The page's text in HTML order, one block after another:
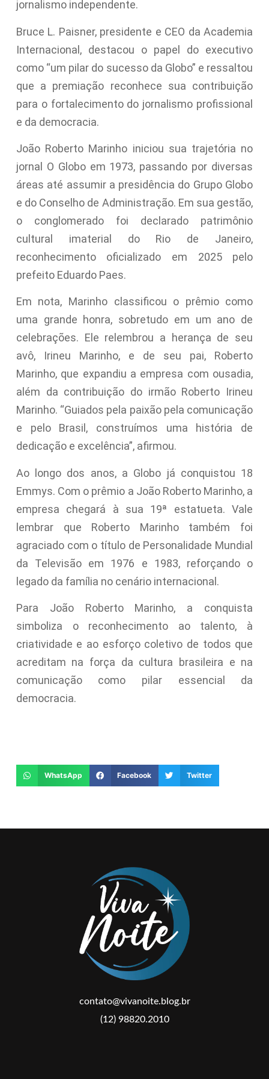
jornalismo independente.
Bruce L. Paisner, presidente e CEO da Academia
Internacional, destacou o papel do executivo
como “um pilar do sucesso da Globo” e ressaltou
que a premiação reconhece sua contribuição
para o fortalecimento do jornalismo profissional
e da democracia.
João Roberto Marinho iniciou sua trajetória no
jornal O Globo em 1973, passando por diversas
áreas até assumir a presidência do Grupo Globo
e do Conselho de Administração. Em sua gestão,
o conglomerado foi declarado patrimônio
cultural imaterial do Rio de Janeiro,
reconhecimento oficializado em 2025 pelo
prefeito Eduardo Paes.
Em nota, Marinho classificou o prêmio como
uma grande honra, sobretudo em um ano de
celebrações. Ele relembrou a herança de seu
avô, Irineu Marinho, e de seu pai, Roberto
Marinho, que expandiu a empresa com ousadia,
além da contribuição do irmão Roberto Irineu
Marinho. “Guiados pela paixão pela comunicação
e pelo Brasil, construímos uma história de
dedicação e excelência”, afirmou.
Ao longo dos anos, a Globo já conquistou 18
Emmys. Com o prêmio a João Roberto Marinho, a
empresa chegará à sua 19ª estatueta. Vale
lembrar que Roberto Marinho também foi
agraciado com o título de Personalidade Mundial
da Televisão em 1976 e 1983, reforçando o
legado da família no cenário internacional.
Para João Roberto Marinho, a conquista
simboliza o reconhecimento ao talento, à
criatividade e ao esforço coletivo de todos que
acreditam na força da cultura brasileira e na
comunicação como pilar essencial da
democracia.
WhatsApp Facebook Twitter
contato@vivanoite.blog.br
(12) 98820.2010